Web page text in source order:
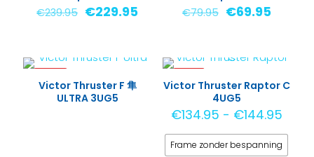
Deze
gekozen
worden
op
de
productpagina
€239.95 Oorspronkelijke
€239.95.
€229.95Huidige
€229.95.
€79.95
€79.95.
€69.95
Victor Thruster F 隼
ULTRA 3UG5
Victor Thruster Raptor C
4UG5
€134.95 - €144.95
tot
Frame zonder bespanning